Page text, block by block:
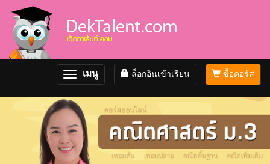
ซื้อคอร์ส
ล็อกอินเข้าเรียน
Toggle
navigation
เมนู